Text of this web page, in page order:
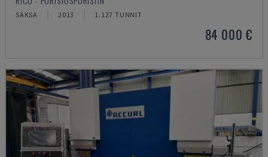
SAKSA 2013 1.127 TUNNIT
84 000 €